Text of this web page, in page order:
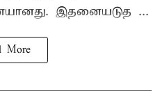
இதனையடுத ...
More